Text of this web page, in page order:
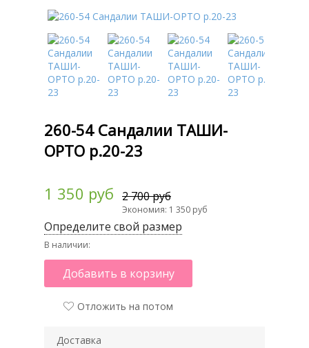
260-54 Сандалии ТАШИ-
ОРТО р.20-23
1 350 руб 2 700 руб
Экономия: 1 350 руб
Определите свой размер
В наличии:
Добавить в корзину
Отложить на потом
Доставка